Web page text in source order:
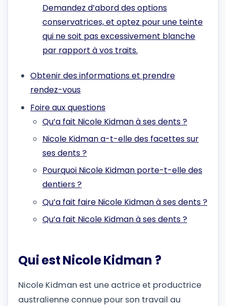
Demandez d’abord des options
conservatrices, et optez pour une teinte
qui ne soit pas excessivement blanche
par rapport à vos traits.
Obtenir des informations et prendre
rendez-vous
Foire aux questions
Qu’a fait Nicole Kidman à ses dents ?
Nicole Kidman a-t-elle des facettes sur
ses dents ?
Pourquoi Nicole Kidman porte-t-elle des
dentiers ?
Qu’a fait faire Nicole Kidman à ses dents ?
Qu’a fait Nicole Kidman à ses dents ?
Qui est Nicole Kidman ?
Nicole Kidman est une actrice et productrice
australienne connue pour son travail au